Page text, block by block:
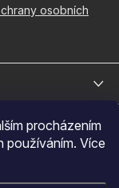
procházením
používáním. Více
osobních
nabídky.